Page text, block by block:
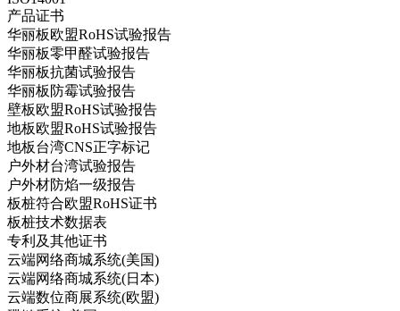
产品证书
华丽板欧盟RoHS试验报告
华丽板零甲醛试验报告
华丽板抗菌试验报告
华丽板防霉试验报告
壁板欧盟RoHS试验报告
地板欧盟RoHS试验报告
地板台湾CNS正字标记
户外材台湾试验报告
户外材防焰一级报告
板桩符合欧盟RoHS证书
板桩技术数据表
专利及其他证书
云端网络商城系统(美国)
云端网络商城系统(日本)
云端数位商展系统(欧盟)